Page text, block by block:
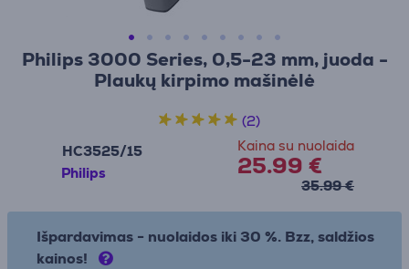
Philips 3000 Series, 0,5-23 mm, juoda -
Plaukų kirpimo mašinėlė
HC3525/15
Philips
Kaina su nuolaida
25.99 €
35.99 €
(2)
Išpardavimas - nuolaidos iki 30 %. Bzz, saldžios
kainos!